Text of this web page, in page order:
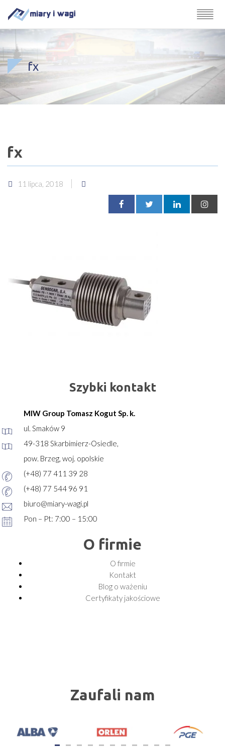
fx
fx
11 lipca, 2018
Szybki kontakt
MIW Group Tomasz Kogut Sp. k.
ul. Smaków 9
49-318 Skarbimierz-Osiedle,
pow. Brzeg, woj. opolskie
(+48) 77 411 39 28
(+48) 77 544 96 91
biuro@miary-wagi.pl
Pon – Pt: 7:00 – 15:00
O firmie
O firmie
Kontakt
Blog o ważeniu
Certyfikaty jakościowe
Zaufali nam